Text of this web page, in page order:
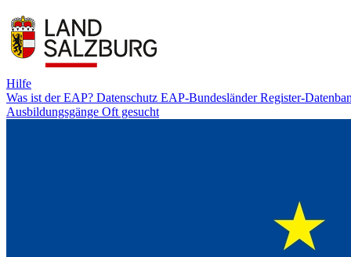
Hilfe
Was ist der EAP? Datenschutz EAP-BundesländerRegister-
Ausbildungsgänge Oft gesucht